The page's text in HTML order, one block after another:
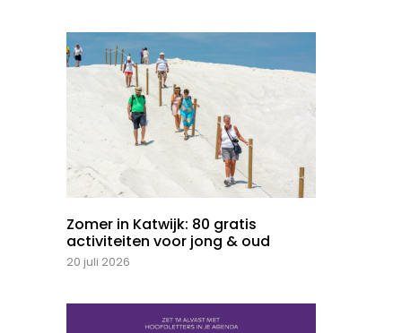
Zomer in Katwijk: 80 gratis
activiteiten voor jong & oud
20 juli 2026